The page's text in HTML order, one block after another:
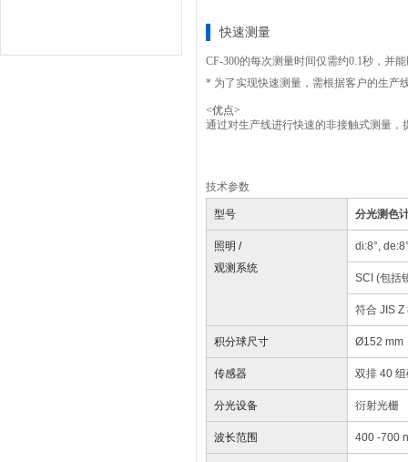
快速测量
CF-300的每次测量时间仅需约0.1秒，并
* 为了实现快速测量，需根据客户的生产
<优点>
通过对生产线进行快速的非接触式测量，
技术参数
型号 分光测色
照明 /
观测系统
di:8°,
SCI (包括
符合 JIS
积分球尺寸 Ø152 mm
传感器 双排 40
分光设备 衍射光栅
波长范围 400 -700